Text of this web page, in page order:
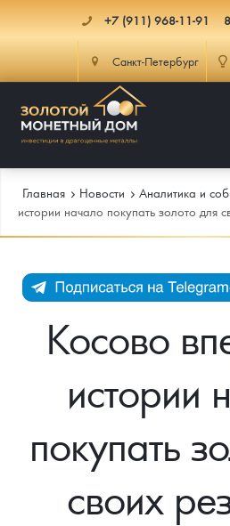
+7 (911) 968-11-91
Санкт-Петербург
Каталог Монет
Инвестиционные монеты
Иностранные
Памятные монеты России и СССР
Монеты Царской России
Монеты стран мира после 1950г
Монеты и жетоны ЗМД
Георгий Победоносец
Золотой червонец Сеятель
Инфо
Как сделать заказ
Клуб ЗМД
Гарантии
Доставка
Подбор монет
Информация
Распродажа монет и жетонов
Аналитика и события
Итоги 2025 года. Прогноз курсов
Котировки
Курс золота и серебра
Главная Новости Аналитика и
истории начало покупать золото для
Косово
истории
покупать
своих